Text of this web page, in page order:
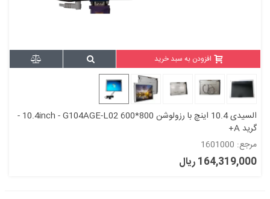
افزودن به سبد خرید
السیدی 10.4 اینچ با رزولوشن 800*600 10.4inch - G104AGE-L02 -
گرید A+
مرجع: 1601000
164,319,000 ریال